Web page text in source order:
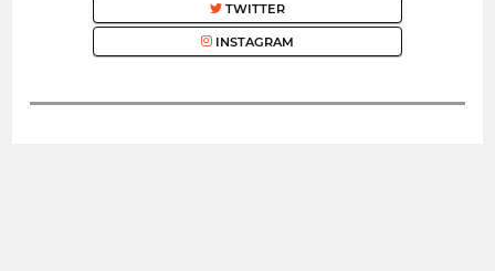
TWITTER
INSTAGRAM